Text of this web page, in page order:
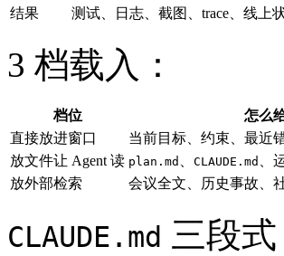
结果
测试、日志、截图、trace、线上
3 档载入：
档位
怎么
直接放进窗口
当前目标、约束、最近
放文件让 Agent 读 plan.md CLAUDE.md
、
放外部检索
会议全文、历史事故、
CLAUDE.md 三段式